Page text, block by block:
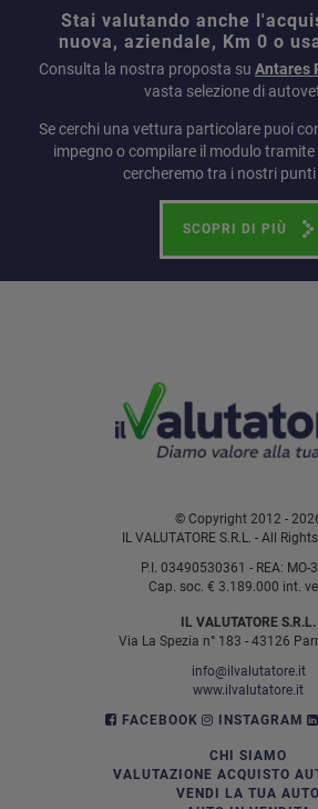
Stai valutando anche
nuova, aziendale, Km 0 o
Consulta la nostra proposta su Antares
vasta selezione di
Se cerchi una vettura particolare puoi
impegno o compilare il modulo tramite
cercheremo tra i nostri
SCOPRI DI PIÙ
© Copyright 2012 -
IL VALUTATORE S.R.L. - All
P.I. 03490530361 - REA: MO-
Cap. soc. € 3.189.000 int.
IL VALUTATORE S.R.L.
Via La Spezia n° 183 - 43126
info@ilvalutatore.it
www.ilvalutatore.it
FACEBOOK
INSTAGRAM
CHI SIAMO
VALUTAZIONE ACQUISTO
VENDI LA TUA AUTO